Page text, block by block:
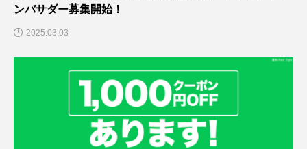
ンバサダー募集開始！
2025.03.03